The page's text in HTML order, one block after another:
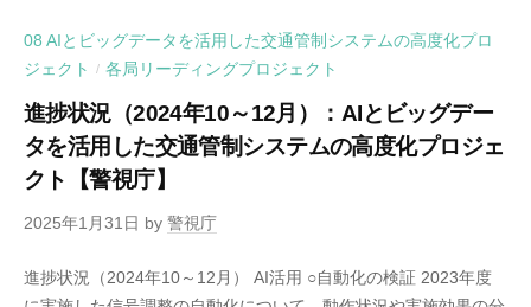
08 AIとビッグデータを活用した交通管制システムの高度化プロ
ジェクト
/ 各局リーディングプロジェクト
進捗状況（2024年10～12月）：AIとビッグデー
タを活用した交通管制システムの高度化プロジェ
クト【警視庁】
2025年1月31日 by 警視庁
進捗状況（2024年10～12月） AI活用 ○自動化の検証 2023年度